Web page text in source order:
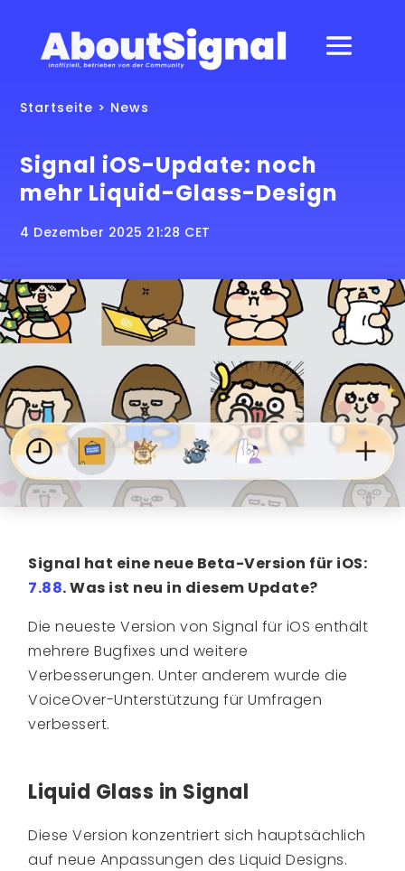
Startseite > News
Signal iOS-Update: noch
mehr Liquid-Glass-Design
4 Dezember 2025 21:28 CET
Signal hat eine neue Beta-Version für iOS:
7.88. Was ist neu in diesem Update?
Die neueste Version von Signal für iOS enthält
mehrere Bugfixes und weitere
Verbesserungen. Unter anderem wurde die
VoiceOver-Unterstützung für Umfragen
verbessert.
Liquid Glass in Signal
Diese Version konzentriert sich hauptsächlich
auf neue Anpassungen des Liquid Designs.